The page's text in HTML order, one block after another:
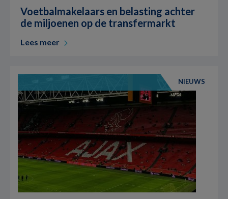
Voetbalmakelaars en belasting achter
de miljoenen op de transfermarkt
Lees meer
NIEUWS